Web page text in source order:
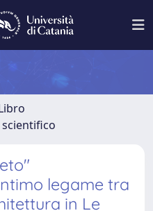
legame tra
in Le